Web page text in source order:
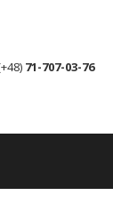
71-707-03-76